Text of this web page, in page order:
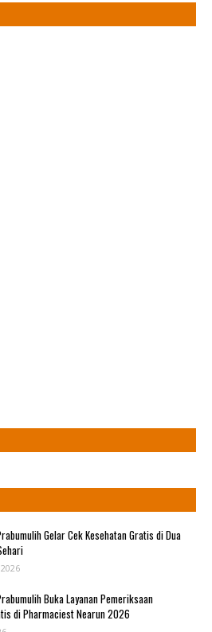
Gelar Cek Kesehatan Gratis di Dua
Buka Layanan Pemeriksaan
di Pharmaciest Nearun 2026